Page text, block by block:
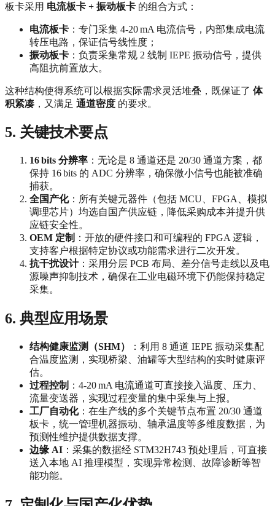
板卡采用 电流板卡 + 振动板卡 的组合方式：
电流板卡 ：专门采集 4‑20 mA 电流信号，内部集成电流
转压电路，保证信号线性度；
振动板卡 ：负责采集常规 2 线制 IEPE 振动信号，提供
高阻抗前置放大。
这种结构使得系统可以根据实际需求灵活堆叠，既保证了 体
积紧凑 ，又满足 通道密度 的要求。
5. 关键技术要点
16 bits 分辨率 ：无论是 8 通道还是 20/30 通道方案，都
保持 16 bits 的 ADC 分辨率，确保微小信号也能被准确
捕获。
全国产化：所有关键元器件（包括 MCU、FPGA、模拟
调理芯片）均选自国产供应链，降低采购成本并提升供
应链安全性。
OEM 定制 ：开放的硬件接口和可编程的 FPGA 逻辑，
支持客户根据特定协议或功能需求进行二次开发。
抗干扰设计：采用分层 PCB 布局、差分信号走线以及电
源噪声抑制技术，确保在工业电磁环境下仍能保持稳定
采集。
6. 典型应用场景
结构健康监测（SHM）
：利用 8 通道 IEPE 振动采集配
合温度监测，实现桥梁、油罐等大型结构的实时健康评
估。
过程控制 ：4‑20 mA 电流通道可直接接入温度、压力、
流量变送器，实现过程变量的集中采集与上报。
工厂自动化：在生产线的多个关键节点布置 20/30 通道
板卡，统一管理机器振动、轴承温度等多维度数据，为
预测性维护提供数据支撑。
边缘 AI ：采集的数据经 STM32H743 预处理后，可直接
送入本地 AI 推理模型，实现异常检测、故障诊断等智
能功能。